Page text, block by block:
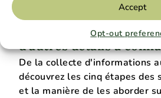
Accept
Opt-out
Février 2023
Les 5 étapes des soins
d'autres détails à
De la collecte d'informations
découvrez les cinq étapes des
et la manière de les aborder